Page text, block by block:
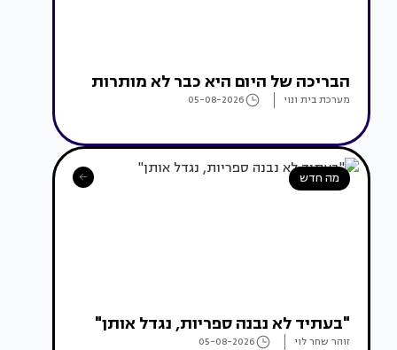
הבריכה של היום היא כבר לא מותרות
מערכת בית ונוי 05-08-2026
מה חדש
"בעתיד לא נבנה ספריות, נגדל אותן"
זוהר שחר לוי 05-08-2026